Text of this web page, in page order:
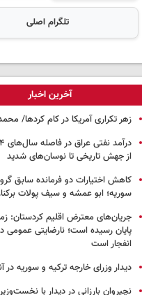
تلگرام اصلی
آخرین اخبار
زهر تکراری آمریکا در کام کردها/
از جهش تاریخی تا نوسان‌های شدید
کاهش اختیارات دو فرمانده سابق
سوریه؛ ابو عمشه و سیف پولات
جریان‌های معترض اقلیم کردستان:
پایان رسیده است؛ نارضایتی عمومی
انفجار است
دیدار وزرای خارجه ترکیه و سوریه در
نچیروان بارزانی در دیدار با